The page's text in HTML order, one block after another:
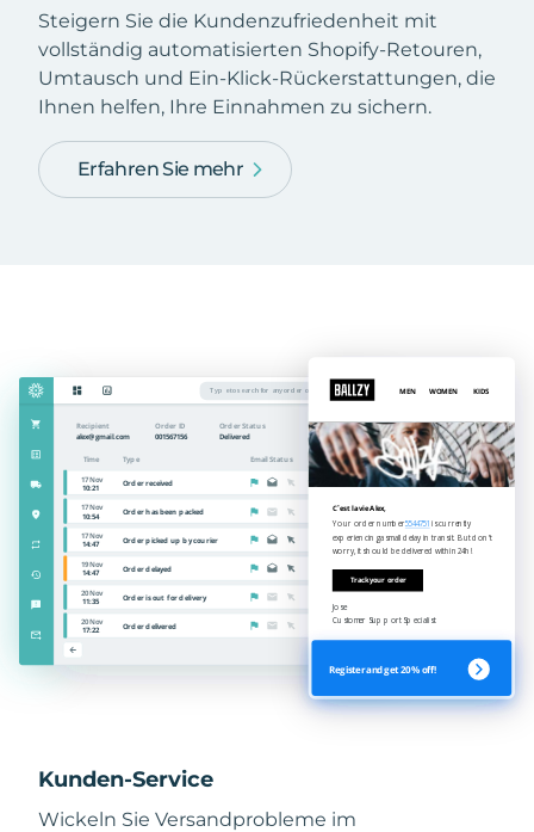
Steigern Sie die Kundenzufriedenheit mit
vollständig automatisierten Shopify-Retouren,
Umtausch und Ein-Klick-Rückerstattungen, die
Ihnen helfen, Ihre Einnahmen zu sichern.
Erfahren Sie mehr
Kunden-Service
Wickeln Sie Versandprobleme im